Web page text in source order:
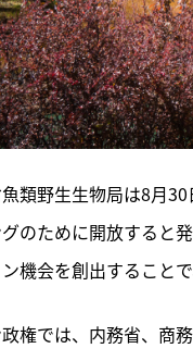
類野生生物局は8月
のために開放すると
機会を創出すること
権では、内務省、商